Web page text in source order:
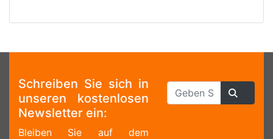
Schreiben Sie sich in
unseren kostenlosen
Newsletter ein:
Bleiben Sie auf dem